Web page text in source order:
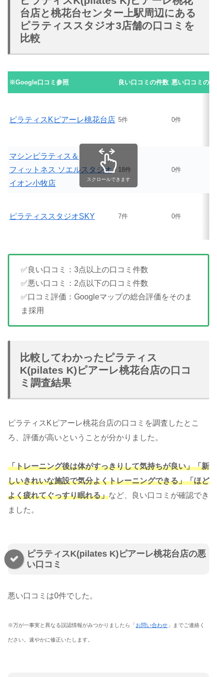
台店と桃花台センター上駅周辺にある
ピラティススタジオ3店舗の口コミを
比較
※Google口コミ参照 良い口コミの件数 悪い口コミの件
ピラティスKピアーレ桃花台店 5件 0件
マシンピラティス＆
フィットネス ソエルスタジオ
イオン小牧店
18件 0件
ピラティススタジオSKY 7件 0件
スクロールできます
✅良い口コミ：3点以上の口コミ件数
✅悪い口コミ：2点以下の口コミ件数
✅口コミ評価：Googleマップの総合評価をそのま
ま採用
比較してわかったピラティス
K(pilates K)ピアーレ桃花台店の口コ
ミ調査結果
ピラティスKピアーレ桃花台店の口コミを調査したとこ
ろ、評価が高いということが分かりました。
「トレーニング後は体がすっきりして気持ちが良い」「新
しいきれいな施設で気分よくトレーニングできる」「ほど
よく疲れてぐっすり眠れる」など、良い口コミが確認でき
ました。
ピラティスK(pilates K)ピアーレ桃花台店の悪
い口コミ
悪い口コミは0件でした 。
※万が一事実と異なる誤認情報がみつかりましたら「お問い合わせ 」までご連絡く
ださい。速やかに修正いたします。